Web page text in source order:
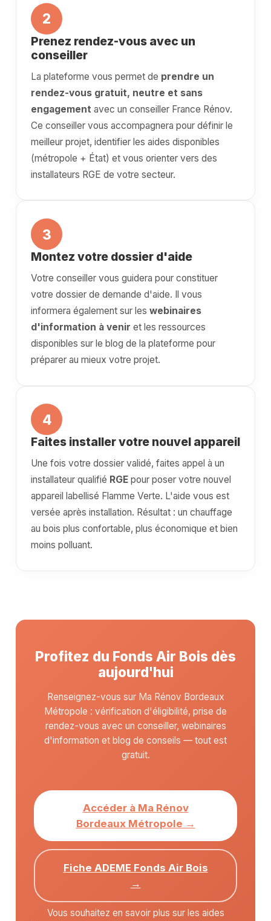
2
Prenez rendez-vous avec un
conseiller
La plateforme vous permet de prendre un
rendez-vous gratuit, neutre et sans
engagement avec un conseiller France Rénov.
Ce conseiller vous accompagnera pour définir le
meilleur projet, identifier les aides disponibles
(métropole + État) et vous orienter vers des
installateurs RGE de votre secteur.
3
Montez votre dossier d'aide
Votre conseiller vous guidera pour constituer
votre dossier de demande d'aide. Il vous
informera également sur les webinaires
d'information à venir et les ressources
disponibles sur le blog de la plateforme pour
préparer au mieux votre projet.
4
Faites installer votre nouvel appareil
Une fois votre dossier validé, faites appel à un
installateur qualifié RGE pour poser votre nouvel
appareil labellisé Flamme Verte. L'aide vous est
versée après installation. Résultat : un chauffage
au bois plus confortable, plus économique et bien
moins polluant.
Profitez du Fonds Air Bois dès
aujourd'hui
Renseignez-vous sur Ma Rénov Bordeaux
Métropole : vérification d'éligibilité, prise de
rendez-vous avec un conseiller, webinaires
d'information et blog de conseils — tout est
gratuit.
Accéder à Ma Rénov
Bordeaux Métropole →
Fiche ADEME Fonds Air Bois
→
Vous souhaitez en savoir plus sur les aides